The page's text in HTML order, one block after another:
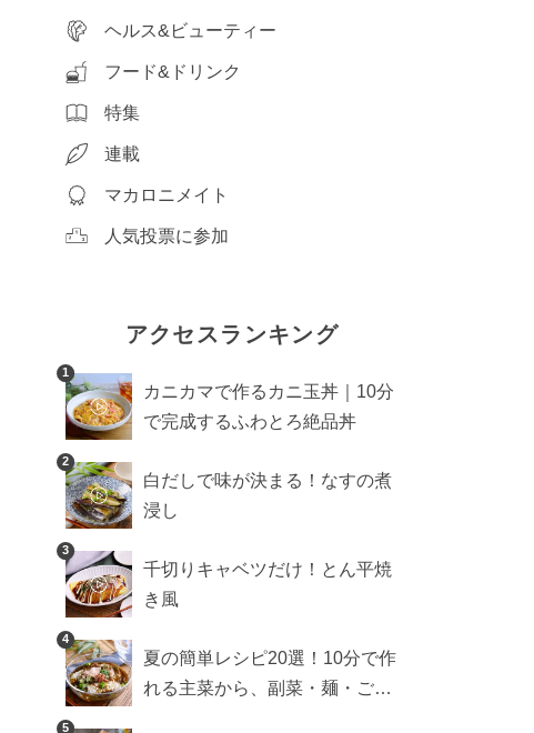
ヘルス&ビューティー
フード&ドリンク
特集
連載
マカロニメイト
人気投票に参加
アクセスランキング
1
カニカマで作るカニ玉丼｜10分
で完成するふわとろ絶品丼
2
白だしで味が決まる！なすの煮
浸し
3
千切りキャベツだけ！とん平焼
き風
4
夏の簡単レシピ20選！10分で作
れる主菜から、副菜・麺・ごは
5